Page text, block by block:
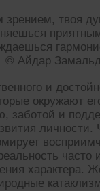
зрением, твоя
© Айдар
и
окружают
заботой и
часто
характера.